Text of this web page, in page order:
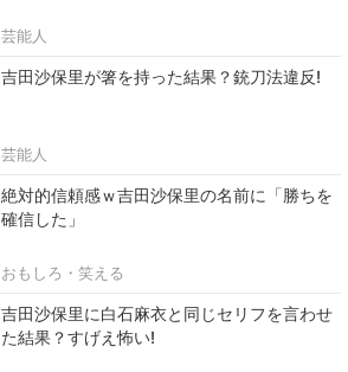
芸能人
吉田沙保里が箸を持った結果？銃刀法違反!
芸能人
絶対的信頼感ｗ吉田沙保里の名前に「勝ちを
確信した」
おもしろ・笑える
吉田沙保里に白石麻衣と同じセリフを言わせ
た結果？すげえ怖い!